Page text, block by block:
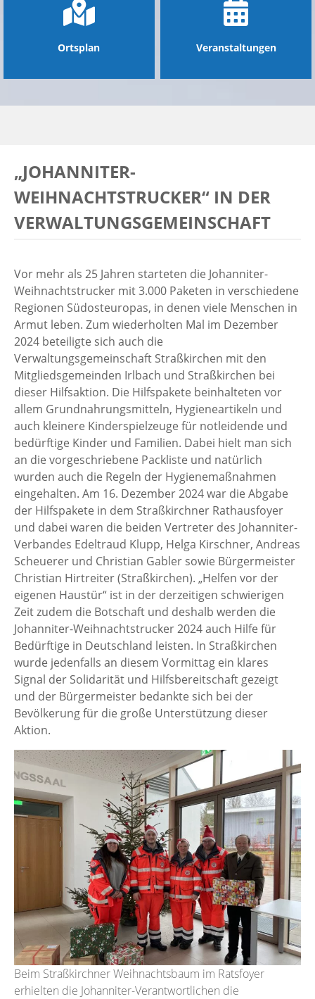
Ortsplan Veranstaltungen
„JOHANNITER-
WEIHNACHTSTRUCKER“ IN DER
VERWALTUNGSGEMEINSCHAFT
Vor mehr als 25 Jahren starteten die Johanniter-
Weihnachtstrucker mit 3.000 Paketen in verschiedene
Regionen Südosteuropas, in denen viele Menschen in
Armut leben. Zum wiederholten Mal im Dezember
2024 beteiligte sich auch die
Verwaltungsgemeinschaft Straßkirchen mit den
Mitgliedsgemeinden Irlbach und Straßkirchen bei
dieser Hilfsaktion. Die Hilfspakete beinhalteten vor
allem Grundnahrungsmitteln, Hygieneartikeln und
auch kleinere Kinderspielzeuge für notleidende und
bedürftige Kinder und Familien. Dabei hielt man sich
an die vorgeschriebene Packliste und natürlich
wurden auch die Regeln der Hygienemaßnahmen
eingehalten. Am 16. Dezember 2024 war die Abgabe
der Hilfspakete in dem Straßkirchner Rathausfoyer
und dabei waren die beiden Vertreter des Johanniter-
Verbandes Edeltraud Klupp, Helga Kirschner, Andreas
Scheuerer und Christian Gabler sowie Bürgermeister
Christian Hirtreiter (Straßkirchen). „Helfen vor der
eigenen Haustür“ ist in der derzeitigen schwierigen
Zeit zudem die Botschaft und deshalb werden die
Johanniter-Weihnachtstrucker 2024 auch Hilfe für
Bedürftige in Deutschland leisten. In Straßkirchen
wurde jedenfalls an diesem Vormittag ein klares
Signal der Solidarität und Hilfsbereitschaft gezeigt
und der Bürgermeister bedankte sich bei der
Bevölkerung für die große Unterstützung dieser
Aktion.
Beim Straßkirchner Weihnachtsbaum im Ratsfoyer
erhielten die Johanniter-Verantwortlichen die